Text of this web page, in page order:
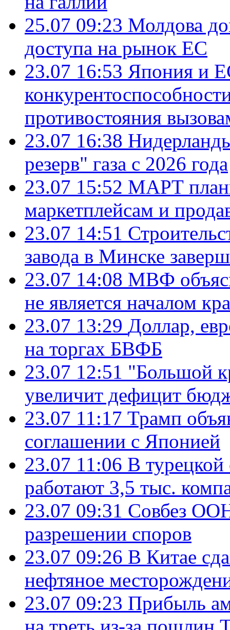
25.07 09:23 Молдова
доступа на рынок ЕС
23.07 16:53 Япония и
противостояния
23.07 16:38
резерв" газа с 2026 года
23.07 15:52 МАРТ
маркетплейсам и
23.07 14:51
завода в Минске
23.07 14:08 МВФ
не является началом
23.07 13:29 Доллар,
на торгах БВФБ
23.07 12:51 "Большой
увеличит дефицит
23.07 11:17 Трамп
соглашении с Японией
23.07 11:06 В
работают 3,5 тыс.
23.07 09:31 Совбез
разрешении споров
23.07 09:26 В Китае
нефтяное
23.07 09:23 Прибыль